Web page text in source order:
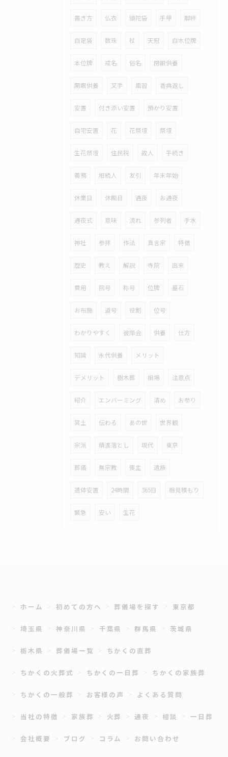
書き方 仏衣 頭陀袋 手甲 脚絆
白足袋 数珠 杖 天冠 白木位牌
本位牌 戒名 俗名 閉眼供養
開眼供養 叉手 風習 香典返し
安置 付き添い安置 預かり安置
自宅安置 花 花祭壇 祭壇
生花祭壇 住民税 故人 手続き
義務 相続人 友引 年末年始
休業日 休館日 通夜 お通夜
通夜式 意味 流れ 参列者 手水
神社 参拝 作法 真言宗 特徴
歴史 教え 解説 寺院 由来
費用 院号 称号 位牌 墓石
お布施 道号 役割 位号
わかりやすく 彼岸会 供養 仕方
知識 永代供養 メリット
デメリット 樹木葬 相場 注意点
紹介 エンバーミング 清め お参り
冥土 伝わる あの世 世界観
宗派 精進落とし 現代 東京
葬儀 無宗教 喪主 遺族
遺体安置 24時間 365日 相見積もり
緊急 安い 生花
ホーム 初めての方へ 葬儀場を探す 東京都
埼玉県 神奈川県 千葉県 群馬県 茨城県
栃木県 葬儀場一覧 ちかくの直葬
ちかくの火葬式 ちかくの一日葬 ちかくの家族葬
ちかくの一般葬 お客様の声 よくある質問
当社の特徴 家族葬 火葬 通夜 相談 一日葬
会社概要 ブログ コラム お問い合わせ